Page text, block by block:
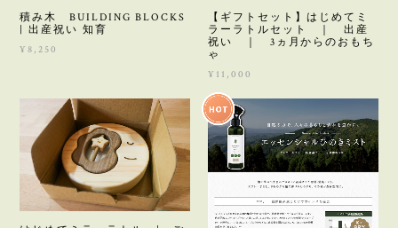
積み木 BUILDING BLOCKS
| 出産祝い 知育
¥8,250
【ギフトセット】はじめてミ
ラーラトルセット ｜ 出産
祝い ｜ 3ヵ月からのおもち
ゃ
¥11,000